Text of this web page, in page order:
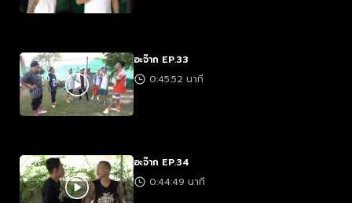
อะจ๊าก EP.33
0:45:52 นาที
อะจ๊าก EP.34
0:44:49 นาที